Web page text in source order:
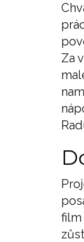
Za
film